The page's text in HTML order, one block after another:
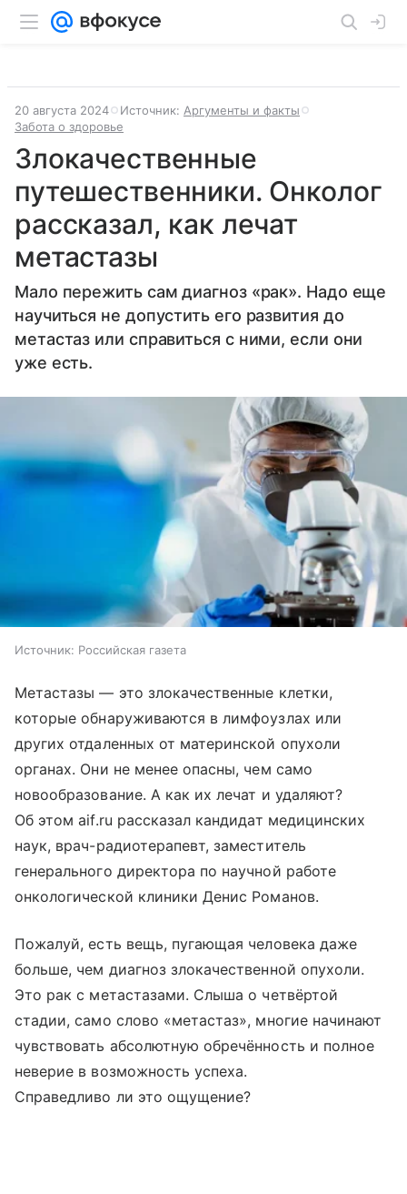
20 августа 2024 Источник: Аргументы и факты
Забота о здоровье
Злокачественные
путешественники. Онколог
рассказал, как лечат
метастазы
Мало пережить сам диагноз «рак». Надо еще
научиться не допустить его развития до
метастаз или справиться с ними, если они
уже есть.
Источник: Российская газета
Метастазы — это злокачественные клетки,
которые обнаруживаются в лимфоузлах или
других отдаленных от материнской опухоли
органах. Они не менее опасны, чем само
новообразование. А как их лечат и удаляют?
Об этом aif.ru рассказал кандидат медицинских
наук, врач-радиотерапевт, заместитель
генерального директора по научной работе
онкологической клиники Денис Романов.
Пожалуй, есть вещь, пугающая человека даже
больше, чем диагноз злокачественной опухоли.
Это рак с метастазами. Слыша о четвёртой
стадии, само слово «метастаз», многие начинают
чувствовать абсолютную обречённость и полное
неверие в возможность успеха.
Справедливо ли это ощущение?